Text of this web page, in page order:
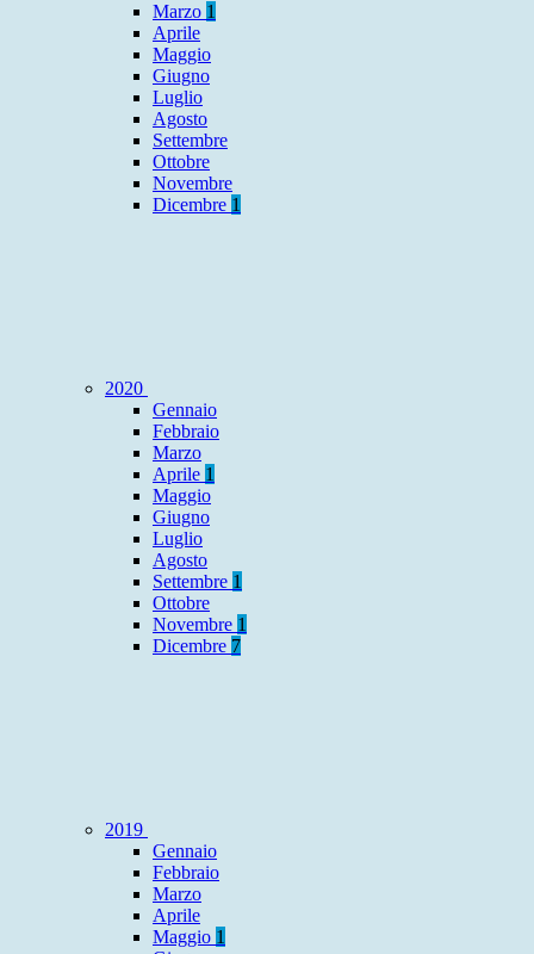
Marzo 1
Aprile
Maggio
Giugno
Luglio
Agosto
Settembre
Ottobre
Novembre
Dicembre 1
2020
Gennaio
Febbraio
Marzo
Aprile 1
Maggio
Giugno
Luglio
Agosto
Settembre 1
Ottobre
Novembre 1
Dicembre 7
2019
Gennaio
Febbraio
Marzo
Aprile
Maggio 1